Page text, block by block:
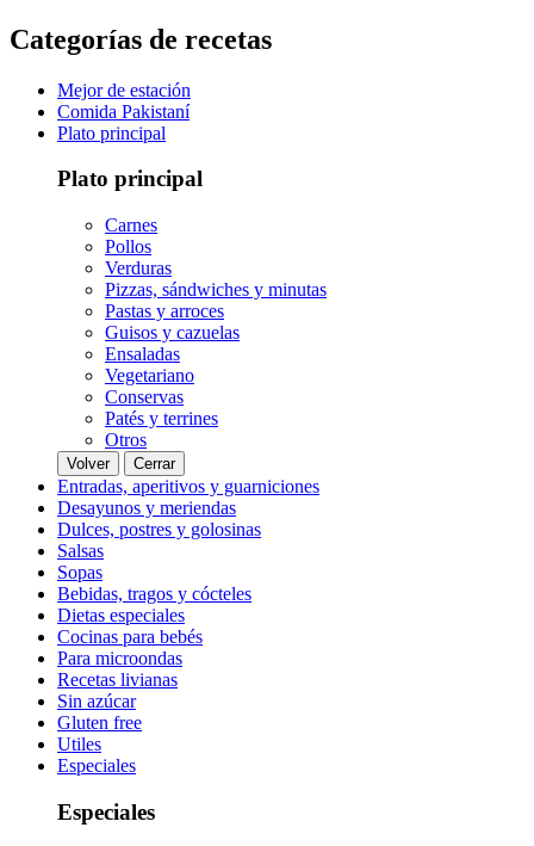
Categorías de recetas
Mejor de estación
Comida Pakistaní
Plato principal
Plato principal
Carnes
Pollos
Verduras
Pizzas, sándwiches y minutas
Pastas y arroces
Guisos y cazuelas
Ensaladas
Vegetariano
Conservas
Patés y terrines
Otros
Volver Cerrar
Entradas, aperitivos y guarniciones
Desayunos y meriendas
Dulces, postres y golosinas
Salsas
Sopas
Bebidas, tragos y cócteles
Dietas especiales
Cocinas para bebés
Para microondas
Recetas livianas
Sin azúcar
Gluten free
Utiles
Especiales
Especiales